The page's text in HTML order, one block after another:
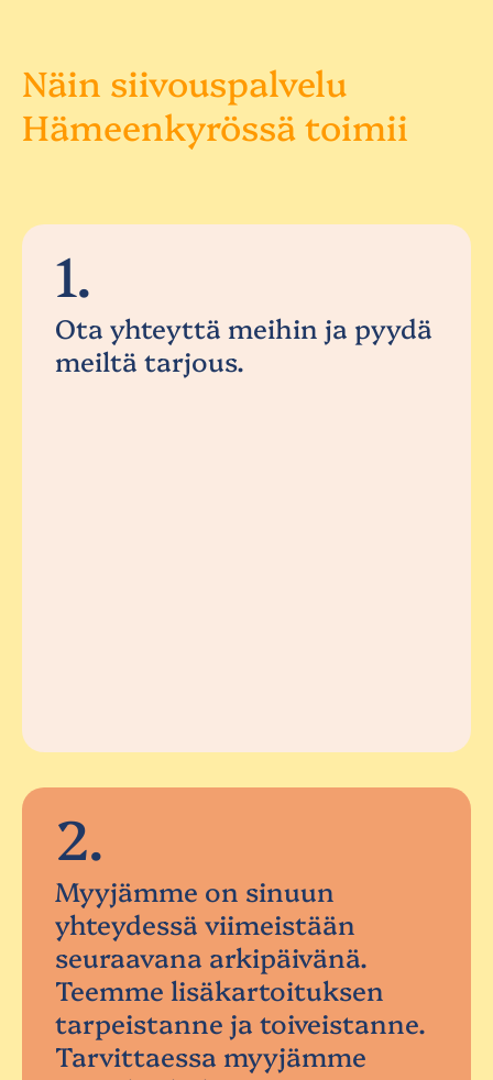
Näin siivouspalvelu
Hämeenkyrössä toimii
1.
Ota yhteyttä meihin ja pyydä
meiltä tarjous.
2.
Myyjämme on sinuun
yhteydessä viimeistään
seuraavana arkipäivänä.
Teemme lisäkartoituksen
tarpeistanne ja toiveistanne.
Tarvittaessa myyjämme